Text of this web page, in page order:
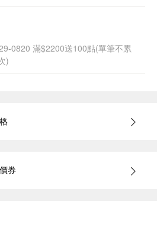
0820 滿$2200送100點(單筆不累
)
券